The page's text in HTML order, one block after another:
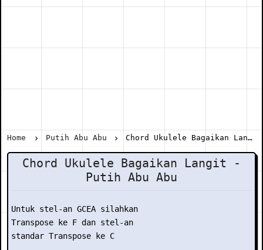
Home Putih Abu Abu Chord Ukulele Bagaikan Langit - Putih Abu Abu
Chord Ukulele Bagaikan Langit -
Putih Abu Abu
Untuk stel-an GCEA silahkan
Transpose ke F dan stel-an
standar Transpose ke C